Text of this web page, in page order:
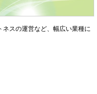
スの運営など、幅広い業種に